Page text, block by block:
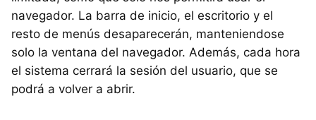
navegador. La barra de inicio, el escritorio y el
resto de menús desaparecerán, manteniendose
solo la ventana del navegador. Además, cada hora
el sistema cerrará la sesión del usuario, que se
podrá a volver a abrir.